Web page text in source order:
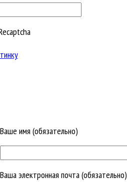
Ваше имя (обязательно)
Ваша электронная почта (обязательно)